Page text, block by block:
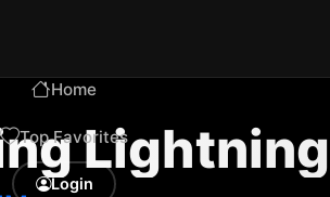
Home
Top Favorites
Login
Lightning